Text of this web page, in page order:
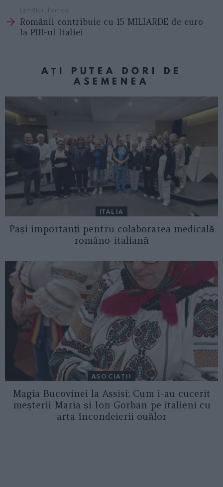
Următorul articol
Românii contribuie cu 15 MILIARDE de euro
la PIB-ul Italiei
AȚI PUTEA DORI DE
ASEMENEA
ITALIA
Pași importanți pentru colaborarea medicală
româno-italiană
ASOCIAŢII
Magia Bucovinei la Assisi: Cum i-au cucerit
meșterii Maria și Ion Gorban pe italieni cu
arta încondeierii ouălor